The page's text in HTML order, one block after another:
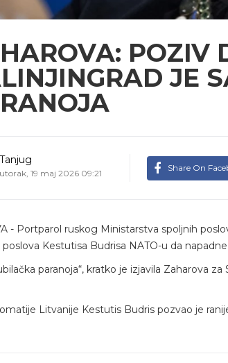
POZIV
JE
Tanjug
utorak, 19 maj 2026 09:21
Share On
- Portparol ruskog Ministarstva spoljnih
poslova Kestutisa Budrisa NATO-u da
paranoja“, kratko je izjavila Zaharova za
Litvanije Kestutis Budris pozvao je